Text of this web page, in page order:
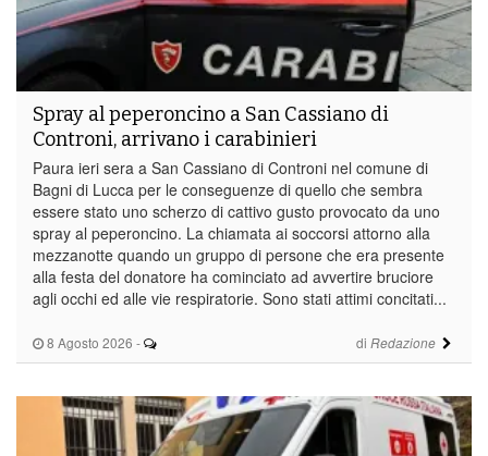
8 Agosto 2026 - di Redazione
Spray al peperoncino a San Cassiano di
Controni, arrivano i carabinieri
Paura ieri sera a San Cassiano di Controni nel comune di
Bagni di Lucca per le conseguenze di quello che sembra
essere stato uno scherzo di cattivo gusto provocato da uno
spray al peperoncino. La chiamata ai soccorsi attorno alla
mezzanotte quando un gruppo di persone che era presente
alla festa del donatore ha cominciato ad avvertire bruciore
agli occhi ed alle vie respiratorie. Sono stati attimi concitati...